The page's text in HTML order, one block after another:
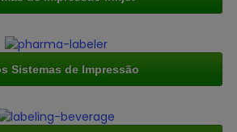
Sistemas de Impressão